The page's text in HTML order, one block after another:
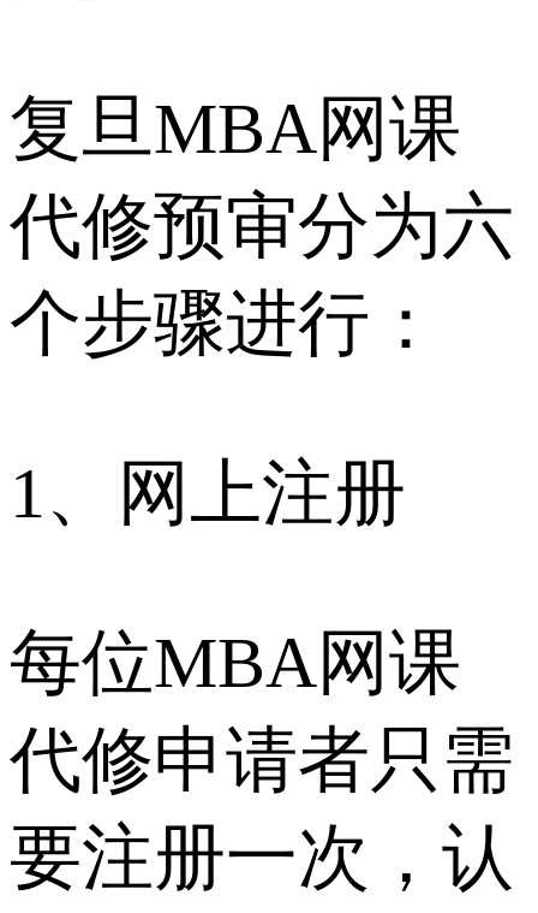
复旦MBA网课
代修预审分为六
个步骤进行：
1、网上注册
每位MBA网课
代修申请者只需
要注册一次，认